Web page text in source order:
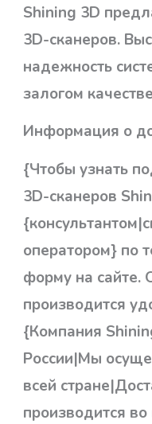
Shining 3D
3D-сканеров.
надежность
залогом
Информация о
{Чтобы узнать
3D-сканеров
оператором} по
форму на сайте.
производится
{Компания
России|Мы
всей
производится